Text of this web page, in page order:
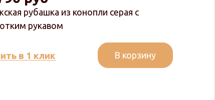
рубашка из конопли серая с
рукавом
в 1 клик В корзину